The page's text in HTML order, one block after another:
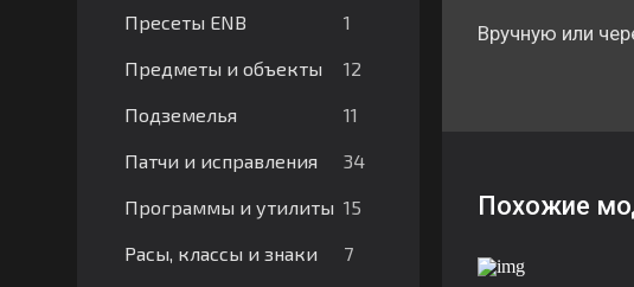
Пресеты ENB 1
Предметы и объекты 12
Подземелья 11
Патчи и исправления 34
Программы и утилиты 15
Расы, классы и знаки 7
Вручную или
Похожие